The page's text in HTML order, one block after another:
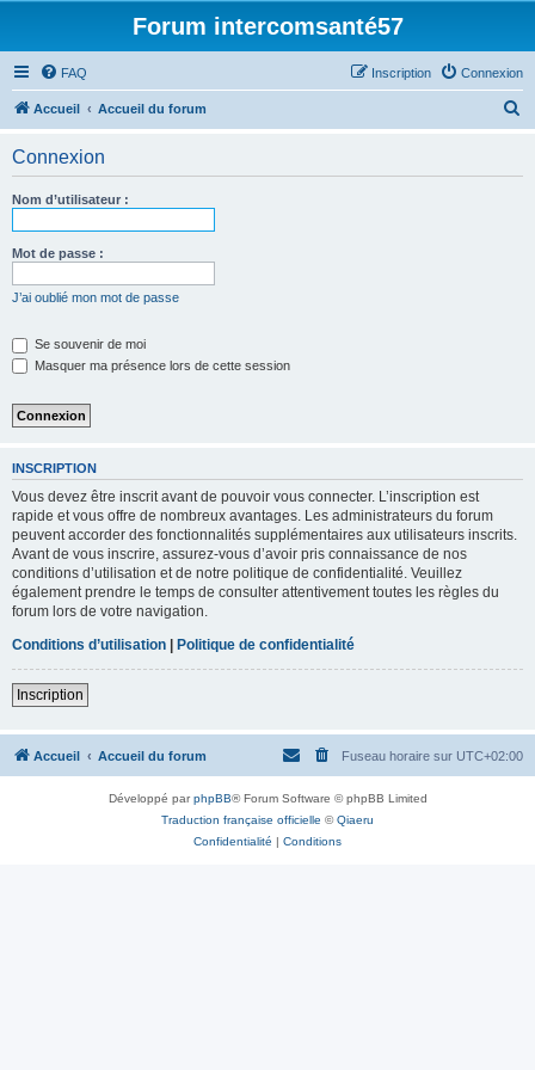
Forum intercomsanté57
FAQ Connexion
Inscription
Accueil Accueil du forum
Connexion
Nom d’utilisateur :
Mot de passe :
J’ai oublié mon mot de passe
Se souvenir de moi
Masquer ma présence lors de cette session
INSCRIPTION
Vous devez être inscrit avant de pouvoir vous connecter. L’inscription est
rapide et vous offre de nombreux avantages. Les administrateurs du forum
peuvent accorder des fonctionnalités supplémentaires aux utilisateurs inscrits.
Avant de vous inscrire, assurez-vous d’avoir pris connaissance de nos
conditions d’utilisation et de notre politique de confidentialité. Veuillez
également prendre le temps de consulter attentivement toutes les règles du
forum lors de votre navigation.
Conditions d’utilisation | Politique de confidentialité
Inscription
Accueil Accueil du forum Fuseau horaire sur UTC+02:00
Développé parphpBB® Forum Software © phpBB Limited
Traduction française officielle ©Qiaeru
Confidentialité | Conditions